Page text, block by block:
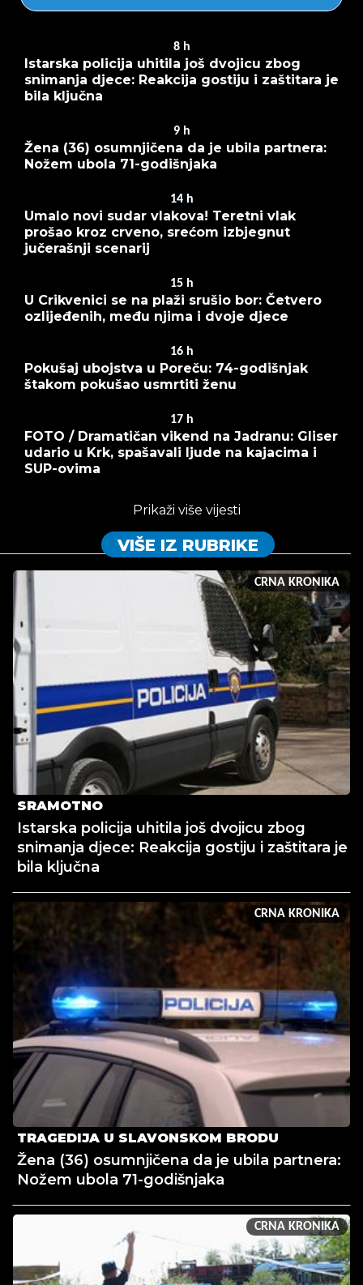
8 h
Istarska policija uhitila još dvojicu zbog
snimanja djece: Reakcija gostiju i zaštitara je
bila ključna
9 h
Žena (36) osumnjičena da je ubila partnera:
Nožem ubola 71-godišnjaka
14 h
Umalo novi sudar vlakova! Teretni vlak
prošao kroz crveno, srećom izbjegnut
jučerašnji scenarij
15 h
U Crikvenici se na plaži srušio bor: Četvero
ozlijeđenih, među njima i dvoje djece
16 h
Pokušaj ubojstva u Poreču: 74-godišnjak
štakom pokušao usmrtiti ženu
17 h
FOTO / Dramatičan vikend na Jadranu: Gliser
udario u Krk, spašavali ljude na kajacima i
SUP-ovima
Prikaži više vijesti
VIŠE IZ RUBRIKE
CRNA KRONIKA
SRAMOTNO
Istarska policija uhitila još dvojicu zbog
snimanja djece: Reakcija gostiju i zaštitara je
bila ključna
CRNA KRONIKA
TRAGEDIJA U SLAVONSKOM BRODU
Žena (36) osumnjičena da je ubila partnera:
Nožem ubola 71-godišnjaka
CRNA KRONIKA